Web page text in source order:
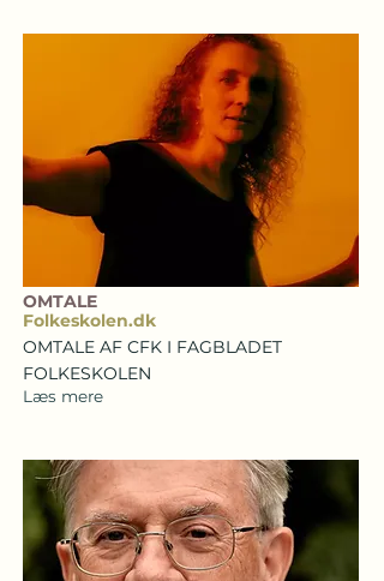
OMTALE
Folkeskolen.dk
OMTALE AF CFK I FAGBLADET
FOLKESKOLEN
Læs mere